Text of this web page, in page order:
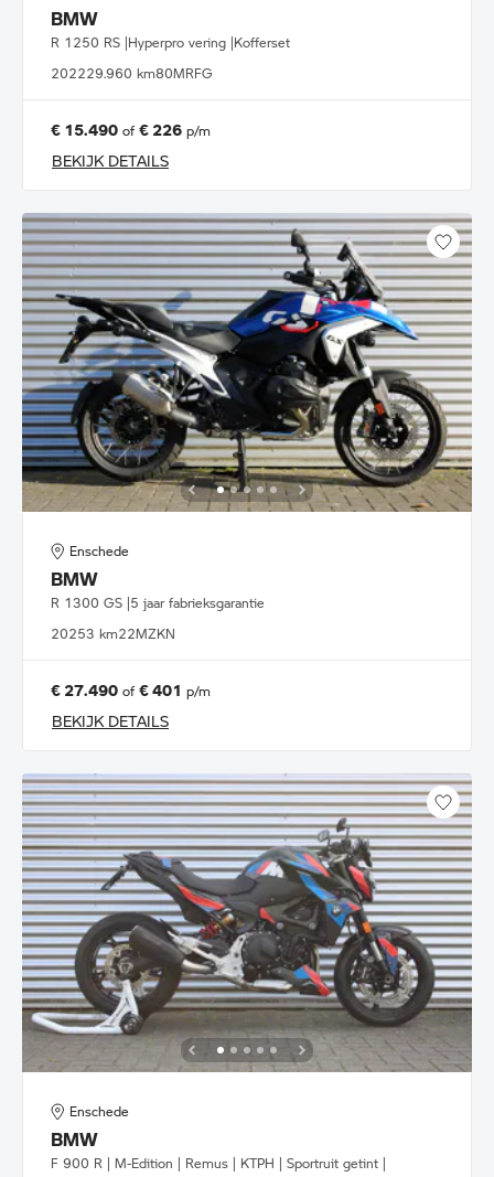
BMW
R 1250 RS |Hyperpro vering |Kofferset
202229.960 km80MRFG
€ 15.490 of € 226 p/m
BEKIJK DETAILS
Enschede
BMW
R 1300 GS |5 jaar fabrieksgarantie
20253 km22MZKN
€ 27.490 of € 401 p/m
BEKIJK DETAILS
Enschede
BMW
F 900 R | M-Edition | Remus | KTPH | Sportruit getint |